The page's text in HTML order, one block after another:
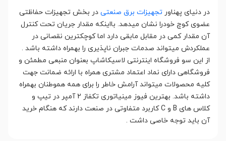
در دنیای پهناور تجهیزات برق صنعتی در بخش تجهیزات حفاظتی
عضوی کوچ خودرا نشان میدهد. بااینکه مقدار جریان تحت کنترل
آن مقدار کمی در مقابل مابقی دارد اما کوچکترین نقصانی در
عملکردش میتواند صدمات جبران ناپذیری را بهمراه داشته باشد .
از این سو فروشگاه اینترنتی لاسیکاشاپ بعنوان منبعی مطمئن و
فروشگاهی دارای نماد اعتماد مشتری همراه با ارائه ضمانت جهت
کلیه محصولات میتواند آرامش خاطر را برای همه هموطنان بهمراه
داشته باشد. بهترین فیوز مینیاتوری تکفاز 2 آمپر در تیپ و
کلاس های B و C کاربرد متفاوتی در صنعت دارند که هنگام خرید
آن باید توجه خاصی داشت .